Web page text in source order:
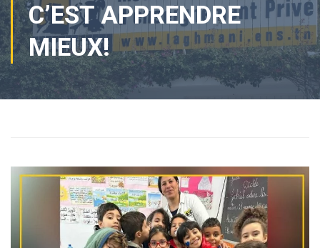
C’EST APPRENDRE
MIEUX!